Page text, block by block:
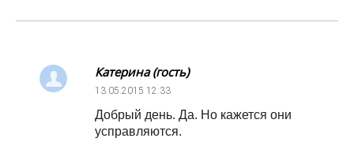
Катерина (гость)
13.05.2015 12:33
Добрый день. Да. Но кажется они
усправляются.